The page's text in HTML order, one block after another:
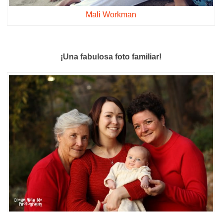
Mali Workman
¡Una fabulosa foto familiar!